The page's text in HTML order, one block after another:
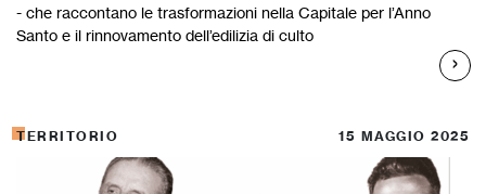
- che raccontano le trasformazioni nella Capitale per l’Anno
Santo e il rinnovamento dell’edilizia di culto
TERRITORIO 15 MAGGIO 2025